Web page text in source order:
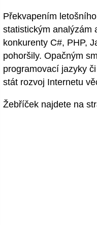
Překvapením
statistickým analýzám
konkurenty C#, PHP,
pohoršily. Opačným
programovací jazyky
stát rozvoj Internetu
Žebříček najdete na